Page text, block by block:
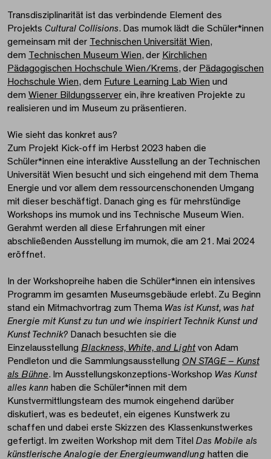
Transdisziplinarität ist das verbindende Element des
Projekts Cultural Collisions. Das mumok lädt die Schüler*innen
gemeinsam mit der Technischen Universität Wien,
dem Technischen Museum Wien, der Kirchlichen
Pädagogischen Hochschule Wien/Krems, der Pädagogischen
Hochschule Wien, dem Future Learning Lab Wien und
dem Wiener Bildungsserver ein, ihre kreativen Projekte zu
realisieren und im Museum zu präsentieren.
Wie sieht das konkret aus?
Zum Projekt Kick-off im Herbst 2023 haben die
Schüler*innen eine interaktive Ausstellung an der Technischen
Universität Wien besucht und sich eingehend mit dem Thema
Energie und vor allem dem ressourcenschonenden Umgang
mit dieser beschäftigt. Danach ging es für mehrstündige
Workshops ins mumok und ins Technische Museum Wien.
Gerahmt werden all diese Erfahrungen mit einer
abschließenden Ausstellung im mumok, die am 21. Mai 2024
eröffnet.
In der Workshopreihe haben die Schüler*innen ein intensives
Programm im gesamten Museumsgebäude erlebt. Zu Beginn
stand ein Mitmachvortrag zum Thema Was ist Kunst, was hat
Energie mit Kunst zu tun und wie inspiriert Technik Kunst und
Kunst Technik? Danach besuchten sie die
Einzelausstellung Blackness, White, and Lightvon Adam
Pendleton und die Sammlungsausstellung ON STAGE – Kunst
als Bühne. Im Ausstellungskonzeptions-Workshop Was Kunst
alles kann haben die Schüler*innen mit dem
Kunstvermittlungsteam des mumok eingehend darüber
diskutiert, was es bedeutet, ein eigenes Kunstwerk zu
schaffen und dabei erste Skizzen des Klassenkunstwerkes
gefertigt. Im zweiten Workshop mit dem Titel Das Mobile als
künstlerische Analogie der Energieumwandlung hatten die